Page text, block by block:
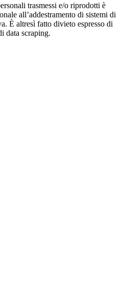
trasmessi e/o riprodotti è
all’addestramento di sistemi di
È altresì fatto divieto espresso di
data scraping.